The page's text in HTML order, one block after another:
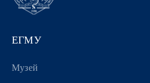
ЕГМУ
Музей